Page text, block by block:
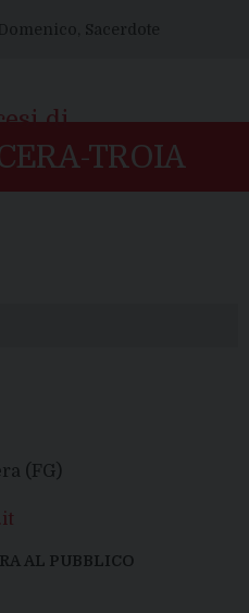
Sacerdote
(FG)
AL PUBBLICO